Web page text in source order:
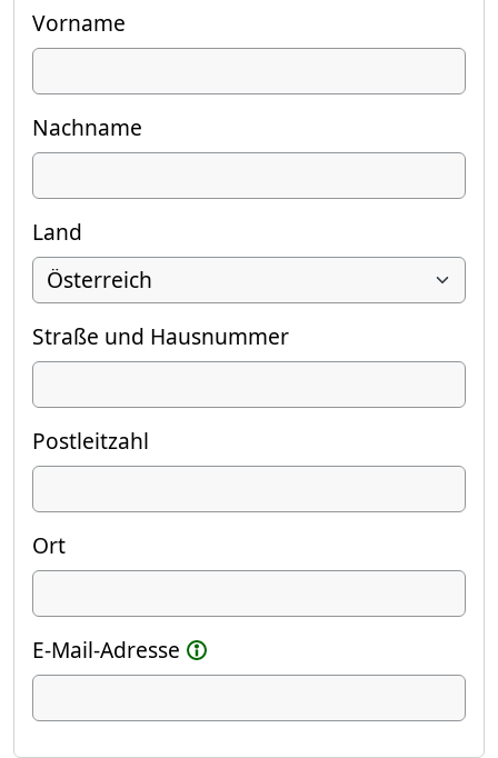
Vorname
Nachname
Land
Straße und Hausnummer
Postleitzahl
Ort
E-Mail-Adresse